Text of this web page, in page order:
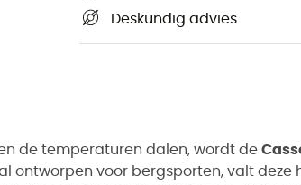
Deskundig advies
de temperaturen dalen, wordt de
ontworpen voor bergsporten, valt deze